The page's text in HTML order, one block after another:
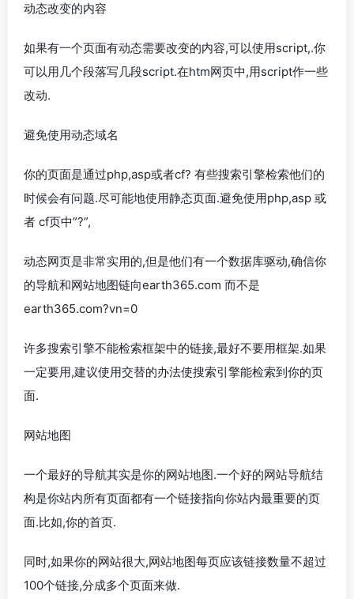
动态改变的内容
如果有一个页面有动态需要改变的内容,可以使用script,.你
可以用几个段落写几段script.在htm网页中,用script作一些
改动.
避免使用动态域名
你的页面是通过php,asp或者cf? 有些搜索引擎检索他们的
时候会有问题.尽可能地使用静态页面.避免使用php,asp 或
者 cf页中”?”,
动态网页是非常实用的,但是他们有一个数据库驱动,确信你
的导航和网站地图链向earth365.com 而不是
earth365.com?vn=0
许多搜索引擎不能检索框架中的链接,最好不要用框架.如果
一定要用,建议使用交替的办法使搜索引擎能检索到你的页
面.
网站地图
一个最好的导航其实是你的网站地图.一个好的网站导航结
构是你站内所有页面都有一个链接指向你站内最重要的页
面.比如,你的首页.
同时,如果你的网站很大,网站地图每页应该链接数量不超过
100个链接,分成多个页面来做.